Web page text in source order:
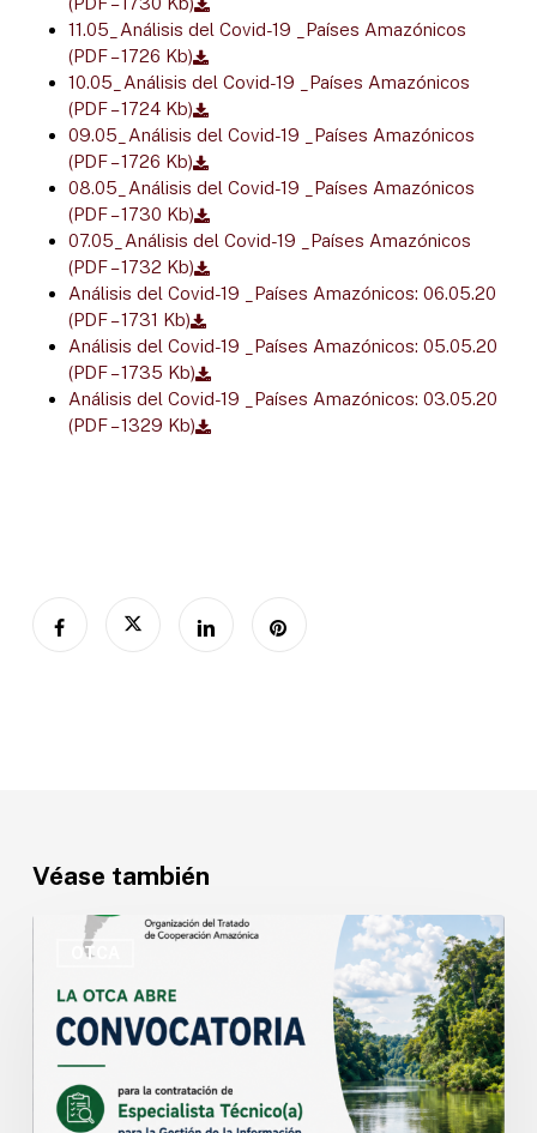
11.05_Análisis del Covid-19 _Países Amazónicos
(PDF – 1726 Kb)
10.05_Análisis del Covid-19 _Países Amazónicos
(PDF – 1724 Kb)
09.05_Análisis del Covid-19 _Países Amazónicos
(PDF – 1726 Kb)
08.05_Análisis del Covid-19 _Países Amazónicos
(PDF – 1730 Kb)
07.05_Análisis del Covid-19 _Países Amazónicos
(PDF – 1732 Kb)
Análisis del Covid-19 _Países Amazónicos: 06.05.20
(PDF – 1731 Kb)
Análisis del Covid-19 _Países Amazónicos: 05.05.20
(PDF – 1735 Kb)
Análisis del Covid-19 _Países Amazónicos: 03.05.20
(PDF – 1329 Kb)
Véase también
OTCA
para
Especialista
Gestión